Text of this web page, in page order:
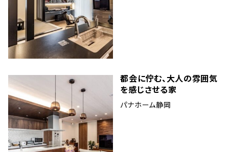
都会に佇む、大人の雰囲気
を感じさせる家
パナホーム静岡